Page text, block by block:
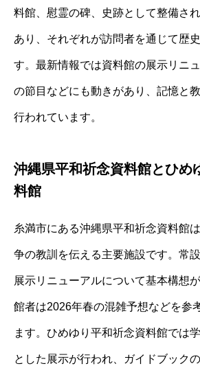
料館、慰霊の碑、史跡として整備さ
あり、それぞれが訪問者を通じて歴
す。最新情報では資料館の展示リニ
の節目などにも動きがあり、記憶と
行われています。
沖縄県平和祈念資料館とひめ
料館
糸満市にある沖縄県平和祈念資料館
争の教訓を伝える主要施設です。常
展示リニューアルについて基本構想
館者は2026年春の混雑予想などを参
ます。ひめゆり平和祈念資料館では
とした展示が行われ、ガイドブック